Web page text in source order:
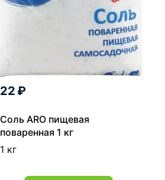
22 ₽
Соль ARO пищевая
поваренная 1 кг
1 кг